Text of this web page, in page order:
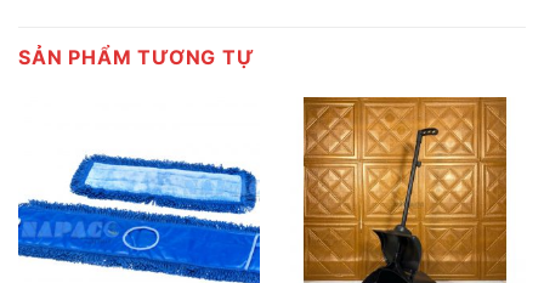
SẢN PHẨM TƯƠNG TỰ